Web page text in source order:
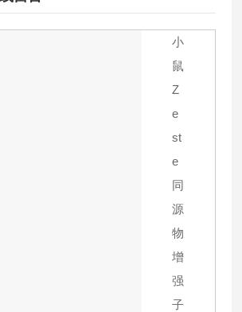
小
鼠
Z
e
st
e
同
源
物
增
强
子